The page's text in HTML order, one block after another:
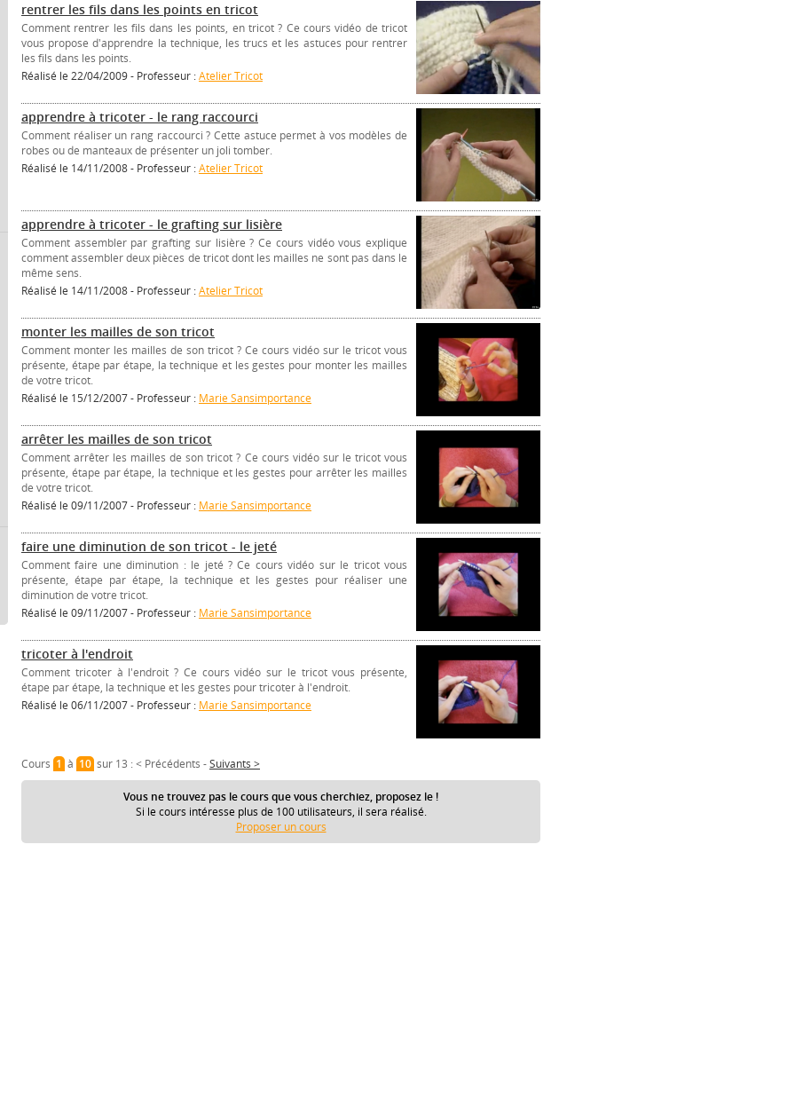
rentrer les fils dans les points en tricot
Comment rentrer les fils dans les points, en tricot ? Ce cours vidéo de tricot
vous propose d'apprendre la technique, les trucs et les astuces pour rentrer
les fils dans les points.
Réalisé le 22/04/2009 - Professeur :Atelier Tricot
apprendre à tricoter - le rang raccourci
Comment réaliser un rang raccourci ? Cette astuce permet à vos modèles de
robes ou de manteaux de présenter un joli tomber.
Réalisé le 14/11/2008 - Professeur :Atelier Tricot
apprendre à tricoter - le grafting sur lisière
Comment assembler par grafting sur lisière ? Ce cours vidéo vous explique
comment assembler deux pièces de tricot dont les mailles ne sont pas dans le
même sens.
Réalisé le 14/11/2008 - Professeur :Atelier Tricot
monter les mailles de son tricot
Comment monter les mailles de son tricot ? Ce cours vidéo sur le tricot vous
présente, étape par étape, la technique et les gestes pour monter les mailles
de votre tricot.
Réalisé le 15/12/2007 - Professeur : Marie Sansimportance
arrêter les mailles de son tricot
Comment arrêter les mailles de son tricot ? Ce cours vidéo sur le tricot vous
présente, étape par étape, la technique et les gestes pour arrêter les mailles
de votre tricot.
Réalisé le 09/11/2007 - Professeur : Marie Sansimportance
faire une diminution de son tricot - le jeté
Comment faire une diminution : le jeté ? Ce cours vidéo sur le tricot vous
présente, étape par étape, la technique et les gestes pour réaliser une
diminution de votre tricot.
Réalisé le 09/11/2007 - Professeur : Marie Sansimportance
tricoter à l'endroit
Comment tricoter à l'endroit ? Ce cours vidéo sur le tricot vous présente,
étape par étape, la technique et les gestes pour tricoter à l'endroit.
Réalisé le 06/11/2007 - Professeur : Marie Sansimportance
Cours 1à 10sur 13 :< Précédents -Suivants >
Vous ne trouvez pas le cours que vous cherchiez, proposez le !
Si le cours intéresse plus de 100 utilisateurs, il sera réalisé.
Proposer un cours